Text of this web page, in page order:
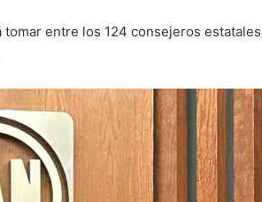
entre los 124 consejeros estatales